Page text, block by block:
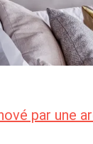
par une